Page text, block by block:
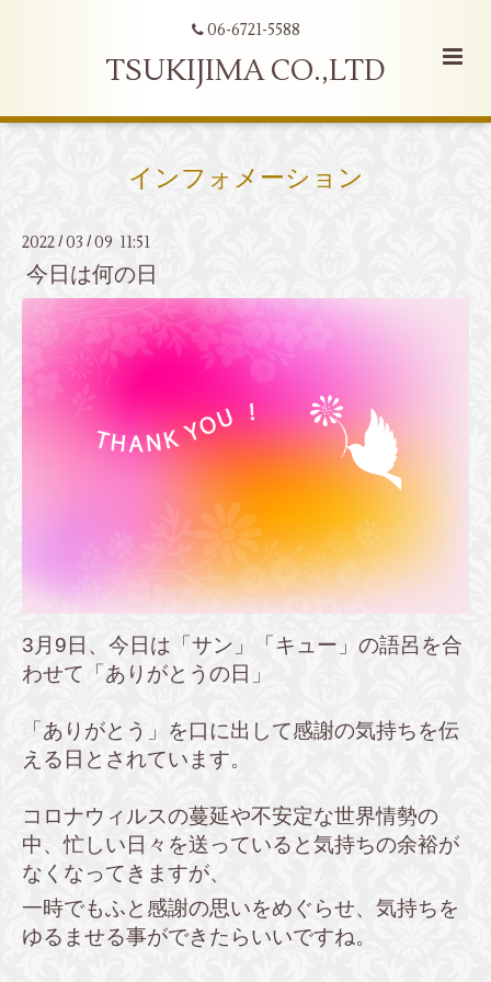
06-6721-5588
TSUKIJIMA CO.,LTD
インフォメーション
2022 / 03 /09 11:51
今日は何の日
3月9日、今日は「サン」「キュー」の語呂を合
わせて「ありがとうの日」
「ありがとう」を口に出して感謝の気持ちを伝
える日とされています。
コロナウィルスの蔓延や不安定な世界情勢の
中、忙しい日々を送っていると気持ちの余裕が
なくなってきますが、
一時でもふと感謝の思いをめぐらせ、気持ちを
ゆるませる事ができたらいいですね。